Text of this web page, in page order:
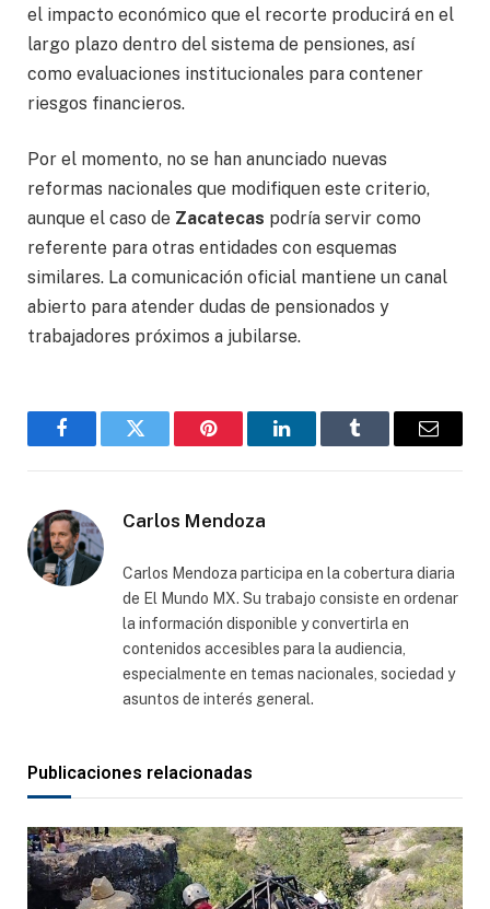
el impacto económico que el recorte producirá en el
largo plazo dentro del sistema de pensiones, así
como evaluaciones institucionales para contener
riesgos financieros.
Por el momento, no se han anunciado nuevas
reformas nacionales que modifiquen este criterio,
aunque el caso de Zacatecas podría servir como
referente para otras entidades con esquemas
similares. La comunicación oficial mantiene un canal
abierto para atender dudas de pensionados y
trabajadores próximos a jubilarse.
FacebookGorjeo Pinterest LinkedInTumblr
Correo
Carlos Mendoza
Carlos Mendoza participa en la cobertura diaria
de El Mundo MX. Su trabajo consiste en ordenar
la información disponible y convertirla en
contenidos accesibles para la audiencia,
especialmente en temas nacionales, sociedad y
asuntos de interés general.
Publicaciones relacionadas